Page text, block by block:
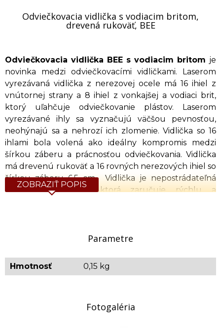
Odviečkovacia vidlička s vodiacim britom,
drevená rukoväť, BEE
Odviečkovacia vidlička BEE s vodiacim britom je
novinka medzi odviečkovacími vidličkami. Laserom
vyrezávaná vidlička z nerezovej ocele má 16 ihiel z
vnútornej strany a 8 ihiel z vonkajšej a vodiaci brit,
ktorý uľahčuje odviečkovanie plástov. Laserom
vyrezávané ihly sa vyznačujú väčšou pevnosťou,
neohýnajú sa a nehrozí ich zlomenie. Vidlička so 16
ihlami bola volená ako ideálny kompromis medzi
šírkou záberu a prácnosťou odviečkovania. Vidlička
má drevenú rukoväť a 16 rovných nerezových ihiel so
šírkou záberu 6,5 cm. Vidlička je nepostrádateľná
včelárska pomôcka, ktorá zaručuje rýchlu a
Dĺžka rukoväte: 155 mm
Produkt priamo od výrobcu.
ZOBRAZIŤ POPIS
Parametre
Hmotnosť 0,15 kg
Fotogaléria